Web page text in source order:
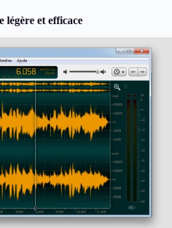
légère et efficace